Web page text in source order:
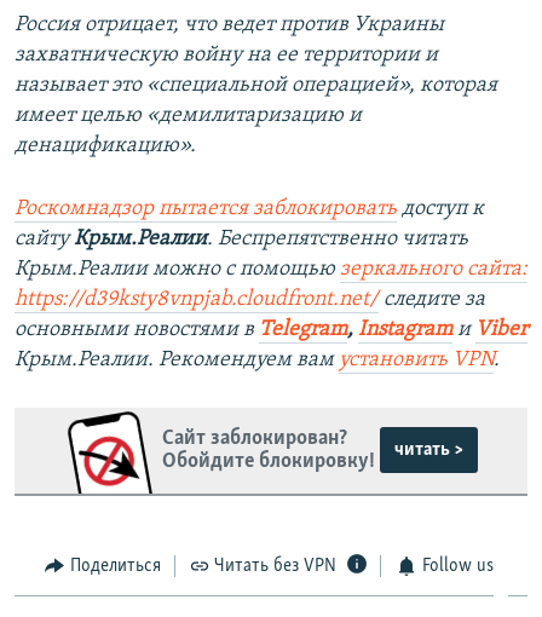
Россия отрицает, что ведет против Украины
захватническую войну на ее территории и
называет это «специальной операцией», которая
имеет целью «демилитаризацию и
денацификацию».
Роскомнадзор пытается заблокировать доступ к
сайтуКрым.Реалии. Беспрепятственно читать
Крым.Реалии можно с помощью зеркального сайта:
https://d39ksty8vnpjab.cloudfront.net/следите за
основными новостями в Telegram, Instagramи Viber
Крым.Реалии. Рекомендуем вам установить VPN.
Сайт заблокирован?
Обойдите блокировку!
читать >
Поделиться Читать без VPN Follow us